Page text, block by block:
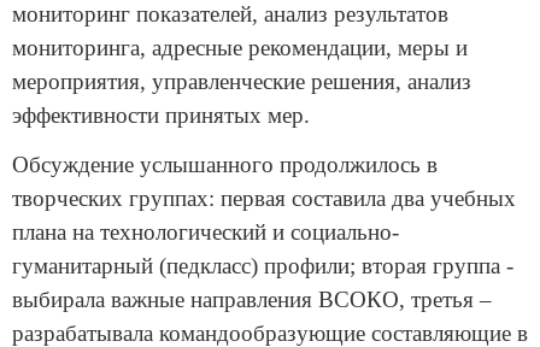
мониторинг показателей, анализ результатов
мониторинга, адресные рекомендации, меры и
мероприятия, управленческие решения, анализ
эффективности принятых мер.
Обсуждение услышанного продолжилось в
творческих группах: первая составила два учебных
плана на технологический и социально-
гуманитарный (педкласс) профили; вторая группа -
выбирала важные направления ВСОКО, третья –
разрабатывала командообразующие составляющие в